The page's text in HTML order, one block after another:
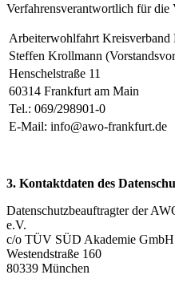
Verfahrensverantwortlich für die
Arbeiterwohlfahrt Kreisverband
Steffen Krollmann
Henschelstraße 11
60314 Frankfurt am Main
Tel.: 069/298901-0
E-Mail: info@awo-frankfurt.de
3. Kontaktdaten des
Datenschutzbeauftragter der
e.V.
c/o TÜV SÜD Akademie GmbH
Westendstraße 160
80339 München